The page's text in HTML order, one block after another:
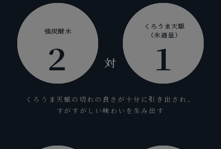
くろうま天駆の切れの良さが十分に引き出され、
すがすがしい味わいを生み出す